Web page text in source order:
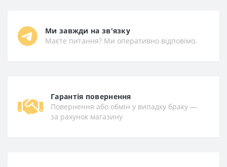
Ми завжди на зв'язку
Маєте питання? Ми оперативно відповімо.
Гарантiя повернення
Повернення або обмін у випадку браку —
за рахунок магазину